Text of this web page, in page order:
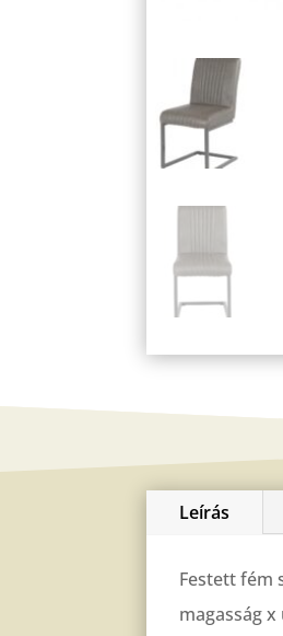
Leírás
Festett fém
magasság